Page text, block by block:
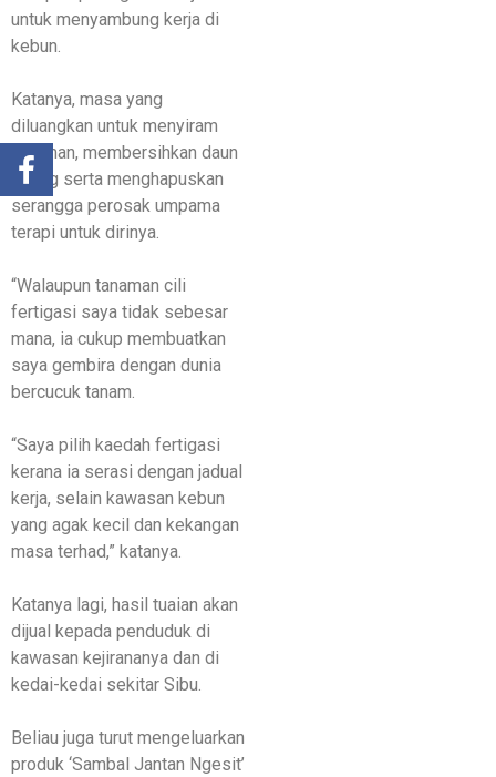
untuk menyambung kerja di
kebun.
Katanya, masa yang
diluangkan untuk menyiram
tanaman, membersihkan daun
kering serta menghapuskan
serangga perosak umpama
terapi untuk dirinya.
“Walaupun tanaman cili
fertigasi saya tidak sebesar
mana, ia cukup membuatkan
saya gembira dengan dunia
bercucuk tanam.
“Saya pilih kaedah fertigasi
kerana ia serasi dengan jadual
kerja, selain kawasan kebun
yang agak kecil dan kekangan
masa terhad,” katanya.
Katanya lagi, hasil tuaian akan
dijual kepada penduduk di
kawasan kejirananya dan di
kedai-kedai sekitar Sibu.
Beliau juga turut mengeluarkan
produk ‘Sambal Jantan Ngesit’